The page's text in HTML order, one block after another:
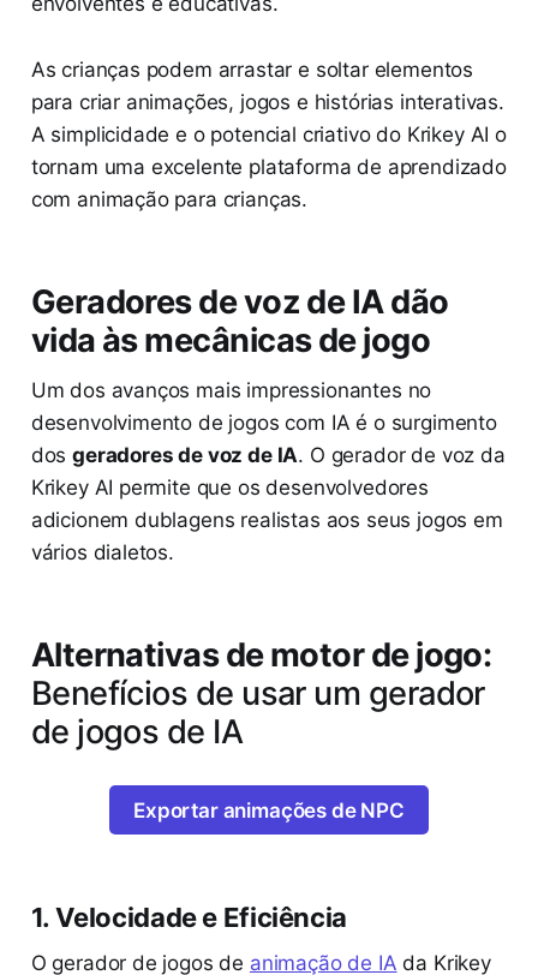
As crianças podem arrastar e soltar elementos
para criar animações, jogos e histórias interativas.
A simplicidade e o potencial criativo do Krikey AI o
tornam uma excelente plataforma de aprendizado
com animação para crianças.
Geradores de voz de IA dão
vida às mecânicas de jogo
Um dos avanços mais impressionantes no
desenvolvimento de jogos com IA é o surgimento
dosgeradores de voz de IA. O gerador de voz da
Krikey AI permite que os desenvolvedores
adicionem dublagens realistas aos seus jogos em
vários dialetos.
Alternativas de motor de jogo:
Benefícios de usar um gerador
de jogos de IA
Exportar animações de NPC
1. Velocidade e Eficiência
O gerador de jogos de animação de IA da Krikey